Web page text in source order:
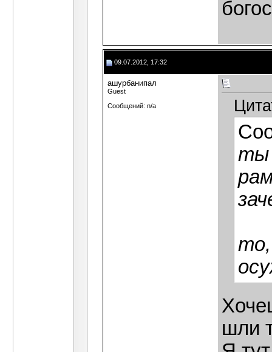
09.07.2012, 17:32
ашурбанипал
Guest
Сообщений: n/a
ты
то,
шли